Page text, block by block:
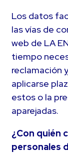
Los datos
las vías de
web de LA
tiempo
reclamación
aplicarse
estos o la
aparejadas.
¿Con quién
personales